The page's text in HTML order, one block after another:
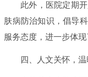
此外，医院定期
肤病防治知识，倡导
服务态度，进一步体
四、人文关怀，